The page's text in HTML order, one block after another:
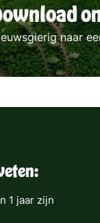
naar
1 jaar zijn